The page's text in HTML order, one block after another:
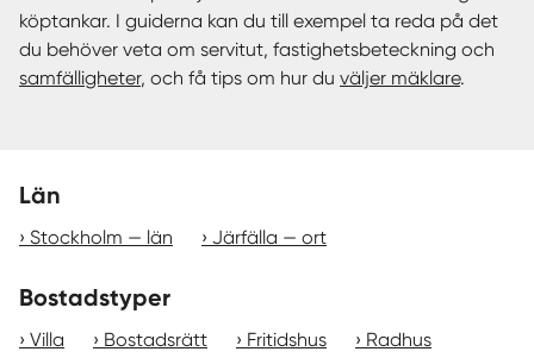
köptankar. I guiderna kan du till exempel ta reda på det
du behöver veta om servitut, fastighetsbeteckning och
samfälligheter, och få tips om hur du väljer mäklare.
Län
Stockholm — län Järfälla — ort
Bostadstyper
Villa Bostadsrätt Fritidshus
Radhus